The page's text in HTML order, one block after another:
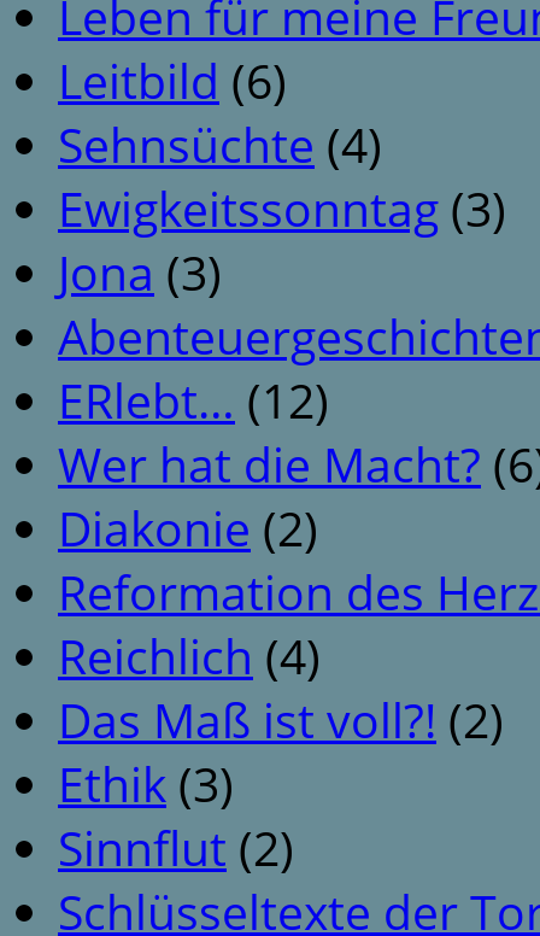
Leben für meine
Leitbild (6)
Sehnsüchte (4)
Ewigkeitssonntag (3)
Jona (3)
ERlebt… (12)
Wer hat die Macht?
Diakonie (2)
Reformation des
Reichlich (4)
Das Maß ist voll?! (2)
Ethik (3)
Sinnflut (2)
Schlüsseltexte der